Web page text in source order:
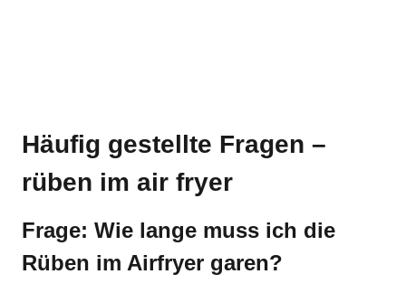
Häufig gestellte Fragen –
rüben im air fryer
Frage: Wie lange muss ich die
Rüben im Airfryer garen?